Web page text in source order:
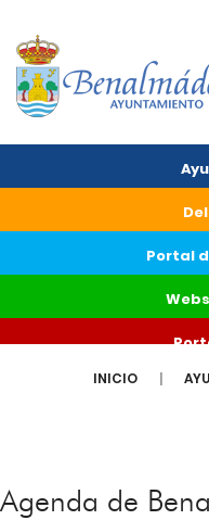
Portal
INICIO
Agenda de